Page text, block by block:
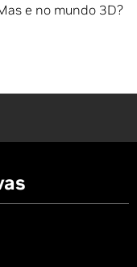
e no mundo 3D?